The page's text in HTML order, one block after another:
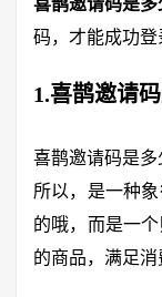
喜鹊邀请码是多
码，才能成功登
1.喜鹊邀请码
喜鹊邀请码是多
所以，是一种
的哦，而是一
的商品，满足